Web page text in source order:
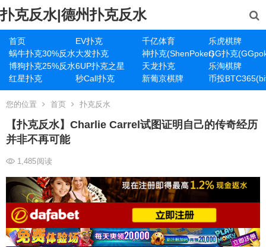
扑克反水|德州扑克反水
首页 EV扑克 千亿体育
乐虎棋牌
蜗牛扑克30%反水大发扑克 神扑克(ShenPoker)GG扑克
博狗扑克25%反水6UP扑克之星 天龙扑克
乐淘棋牌
红星扑克
秒Call扑克 新葡京棋牌 币投
您的位置 首页 扑克反水
【扑克反水】Charlie Carrel试图证明自己的传奇经历
并非不再可能
1,485阅读